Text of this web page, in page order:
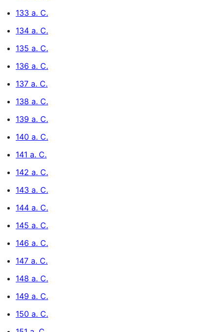
133 a. C.
134 a. C.
135 a. C.
136 a. C.
137 a. C.
138 a. C.
139 a. C.
140 a. C.
141 a. C.
142 a. C.
143 a. C.
144 a. C.
145 a. C.
146 a. C.
147 a. C.
148 a. C.
149 a. C.
150 a. C.